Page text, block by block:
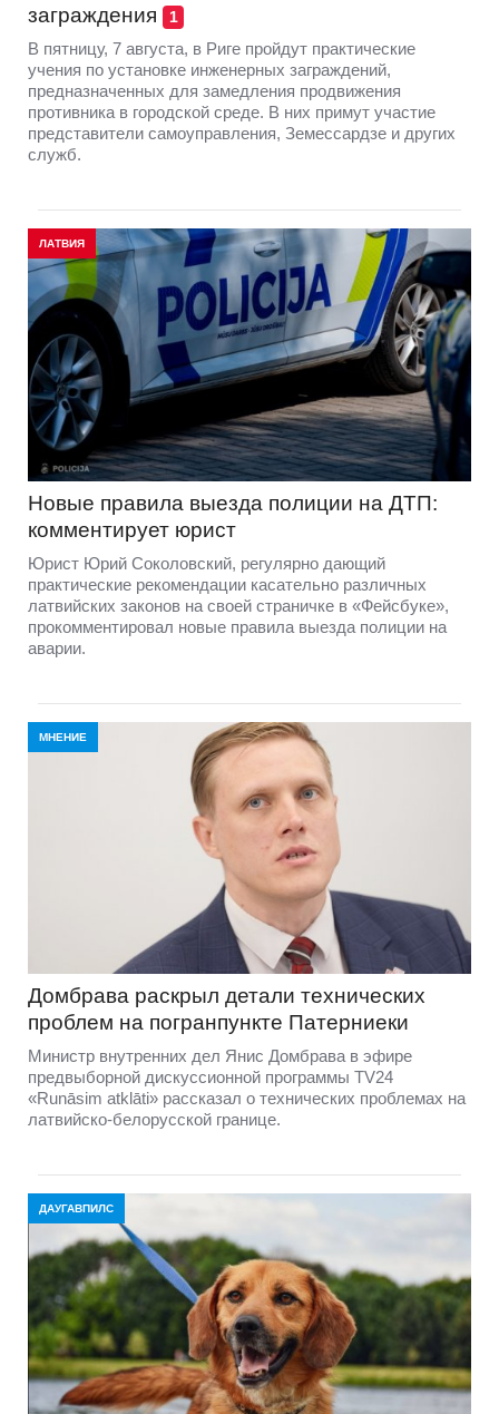
заграждения
1
В пятницу, 7 августа, в Риге пройдут практические
учения по установке инженерных заграждений,
предназначенных для замедления продвижения
противника в городской среде. В них примут участие
представители самоуправления, Земессардзе и других
служб.
ЛАТВИЯ
Новые правила выезда полиции на ДТП:
комментирует юрист
Юрист Юрий Соколовский, регулярно дающий
практические рекомендации касательно различных
латвийских законов на своей страничке в «Фейсбуке»,
прокомментировал новые правила выезда полиции на
аварии.
МНЕНИЕ
Домбравa раскрыл детали технических
проблем на погранпункте Патерниеки
Министр внутренних дел Янис Домбрава в эфире
предвыборной дискуссионной программы TV24
«Runāsim atklāti» рассказал о технических проблемах на
латвийско-белорусской границе.
ДАУГАВПИЛС